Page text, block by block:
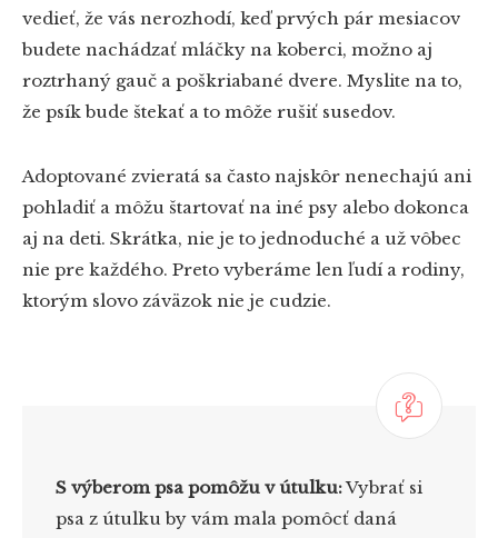
vedieť, že vás nerozhodí, keď prvých pár mesiacov
budete nachádzať mláčky na koberci, možno aj
roztrhaný gauč a poškriabané dvere. Myslite na to,
že psík bude štekať a to môže rušiť susedov.
Adoptované zvieratá sa často najskôr nenechajú ani
pohladiť a môžu štartovať na iné psy alebo dokonca
aj na deti. Skrátka, nie je to jednoduché a už vôbec
nie pre každého. Preto vyberáme len ľudí a rodiny,
ktorým slovo záväzok nie je cudzie.
S výberom psa pomôžu v útulku:Vybrať si
psa z útulku by vám mala pomôcť daná